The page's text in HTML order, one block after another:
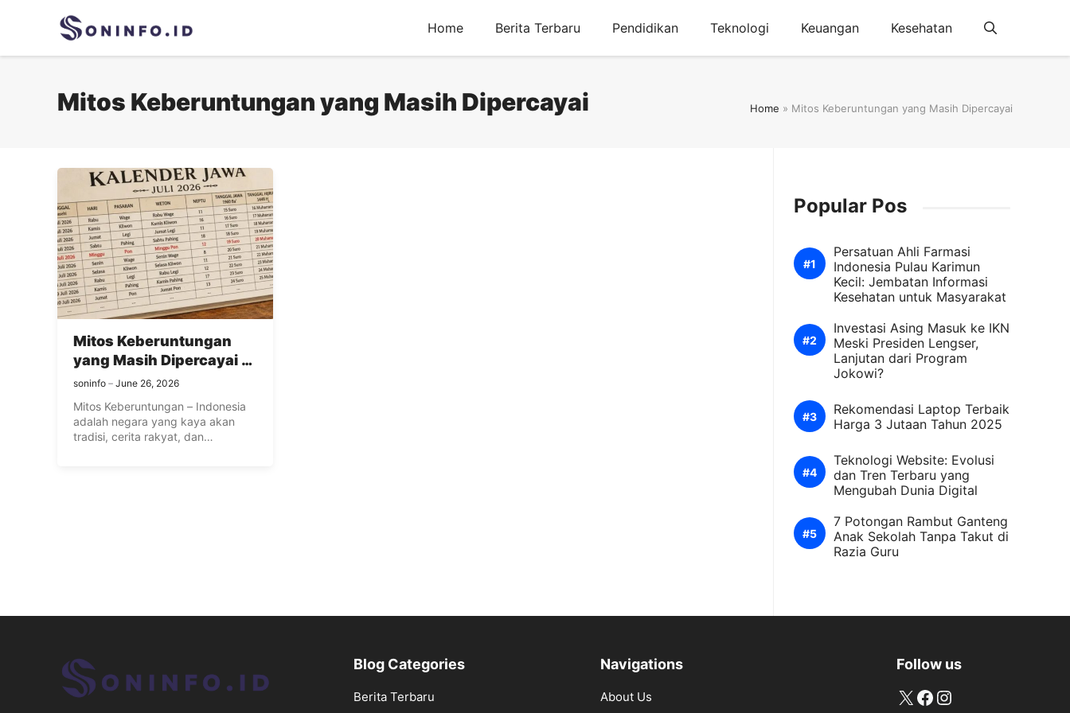
Home Berita Terbaru Pendidikan Teknologi Keuangan Kesehatan
Mitos Keberuntungan yang Masih Dipercayai Home » Mitos Keberuntungan yang Masih Dipercayai
Mitos Keberuntungan
yang Masih Dipercayai di
Indonesia
soninfo June 26, 2026
Mitos Keberuntungan – Indonesia
adalah negara yang kaya akan
tradisi, cerita rakyat, dan
Popular Pos
Persatuan Ahli Farmasi
Indonesia Pulau Karimun
Kecil: Jembatan Informasi
Kesehatan untuk Masyarakat
Investasi Asing Masuk ke IKN
Meski Presiden Lengser,
Lanjutan dari Program
Jokowi?
Rekomendasi Laptop Terbaik
Harga 3 Jutaan Tahun 2025
Teknologi Website: Evolusi
dan Tren Terbaru yang
Mengubah Dunia Digital
7 Potongan Rambut Ganteng
Anak Sekolah Tanpa Takut di
Razia Guru
Blog Categories
Berita Terbaru
Navigations
About Us
Follow us
X Facebook
Instagram